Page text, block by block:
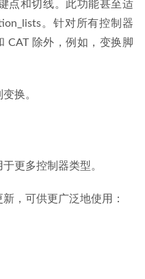
点和切线。此功能甚至适
。针对所有控制器
CAT 除外，例如，变换脚
换。
更多控制器类型。
，可供更广泛地使用：